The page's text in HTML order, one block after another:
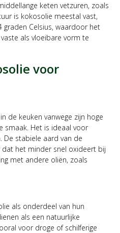
keten vetzuren, zoals
is kokosolie meestal vast,
Celsius, waardoor het
als vloeibare vorm te
voor
de keuken vanwege zijn hoge
smaak. Het is ideaal voor
De stabiele aard van de
het minder snel oxideert bij
met andere oliën, zoals
als onderdeel van hun
als een natuurlijke
voor droge of schilferige